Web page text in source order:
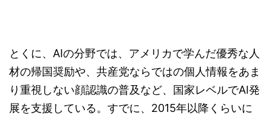
とくに、AIの分野では、アメリカで学んだ優秀な人
材の帰国奨励や、共産党ならではの個人情報をあま
り重視しない顔認識の普及など、国家レベルでAI発
展を支援している。すでに、2015年以降くらいに